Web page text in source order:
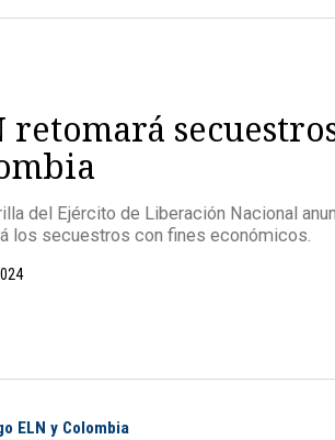
retomará
del Ejército de Liberación Nacional
los secuestros con fines económicos.
ELN y Colombia